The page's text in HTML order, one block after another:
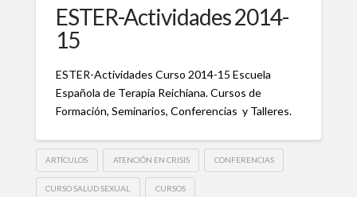
ESTER-Actividades 2014-
15
ESTER-Actividades Curso 2014-15 Escuela
Española de Terapia Reichiana. Cursos de
Formación, Seminarios, Conferencias y Talleres.
ARTÍCULOS ATENCIÓN EN CRISIS CONFERENCIAS
CURSO SALUD SEXUAL CURSOS